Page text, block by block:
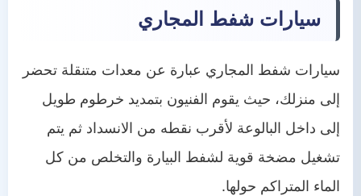
سيارات شفط المجاري
سيارات شفط المجاري عبارة عن معدات متنقلة تحضر
إلى منزلك، حيث يقوم الفنيون بتمديد خرطوم طويل
إلى داخل البالوعة لأقرب نقطه من الانسداد ثم يتم
تشغيل مضخة قوية لشفط البيارة والتخلص من كل
الماء المتراكم حولها.